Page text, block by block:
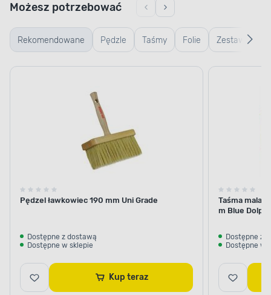
Rekomendowane Pędzle Taśmy Folie Zestawy
malarskie
Możesz potrzebować
Pędzel ławkowiec 190 mm Uni Grade
Dostępne z dostawą
Dostępne w sklepie
Kup teraz
Taśma
m Blue
Dostępne z
Dostępne w